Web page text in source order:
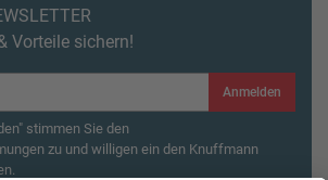
Vorteile sichern!
Anmelden
stimmen Sie den
zu und willigen ein den Knuffmann